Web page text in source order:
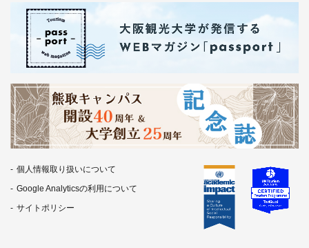
個人情報取り扱いについて
Google Analyticsの利用について
サイトポリシー